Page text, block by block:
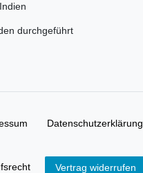
durchgeführt
Daten­schutz­erklärung
Vertrag widerrufen